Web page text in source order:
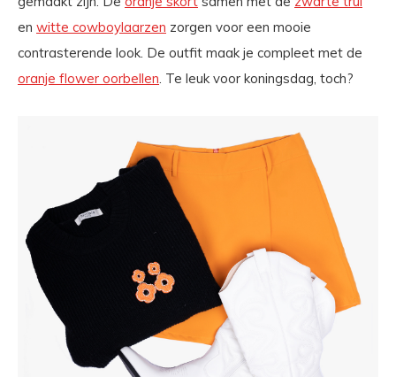
en witte cowboylaarzen zorgen voor een mooie
contrasterende look. De outfit maak je compleet met de
oranje flower oorbellen. Te leuk voor koningsdag, toch?